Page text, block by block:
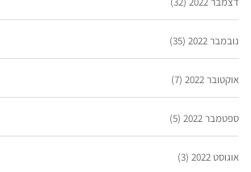
נובמבר 2022 (35)
אוקטובר 2022 (7)
ספטמבר 2022 (5)
אוגוסט 2022 (3)